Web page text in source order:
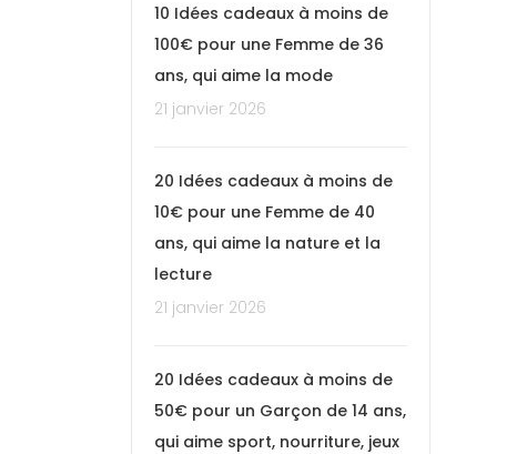
10 Idées cadeaux à moins de
100€ pour une Femme de 36
ans, qui aime la mode
21 janvier 2026
20 Idées cadeaux à moins de
10€ pour une Femme de 40
ans, qui aime la nature et la
lecture
21 janvier 2026
20 Idées cadeaux à moins de
50€ pour un Garçon de 14 ans,
qui aime sport, nourriture, jeux